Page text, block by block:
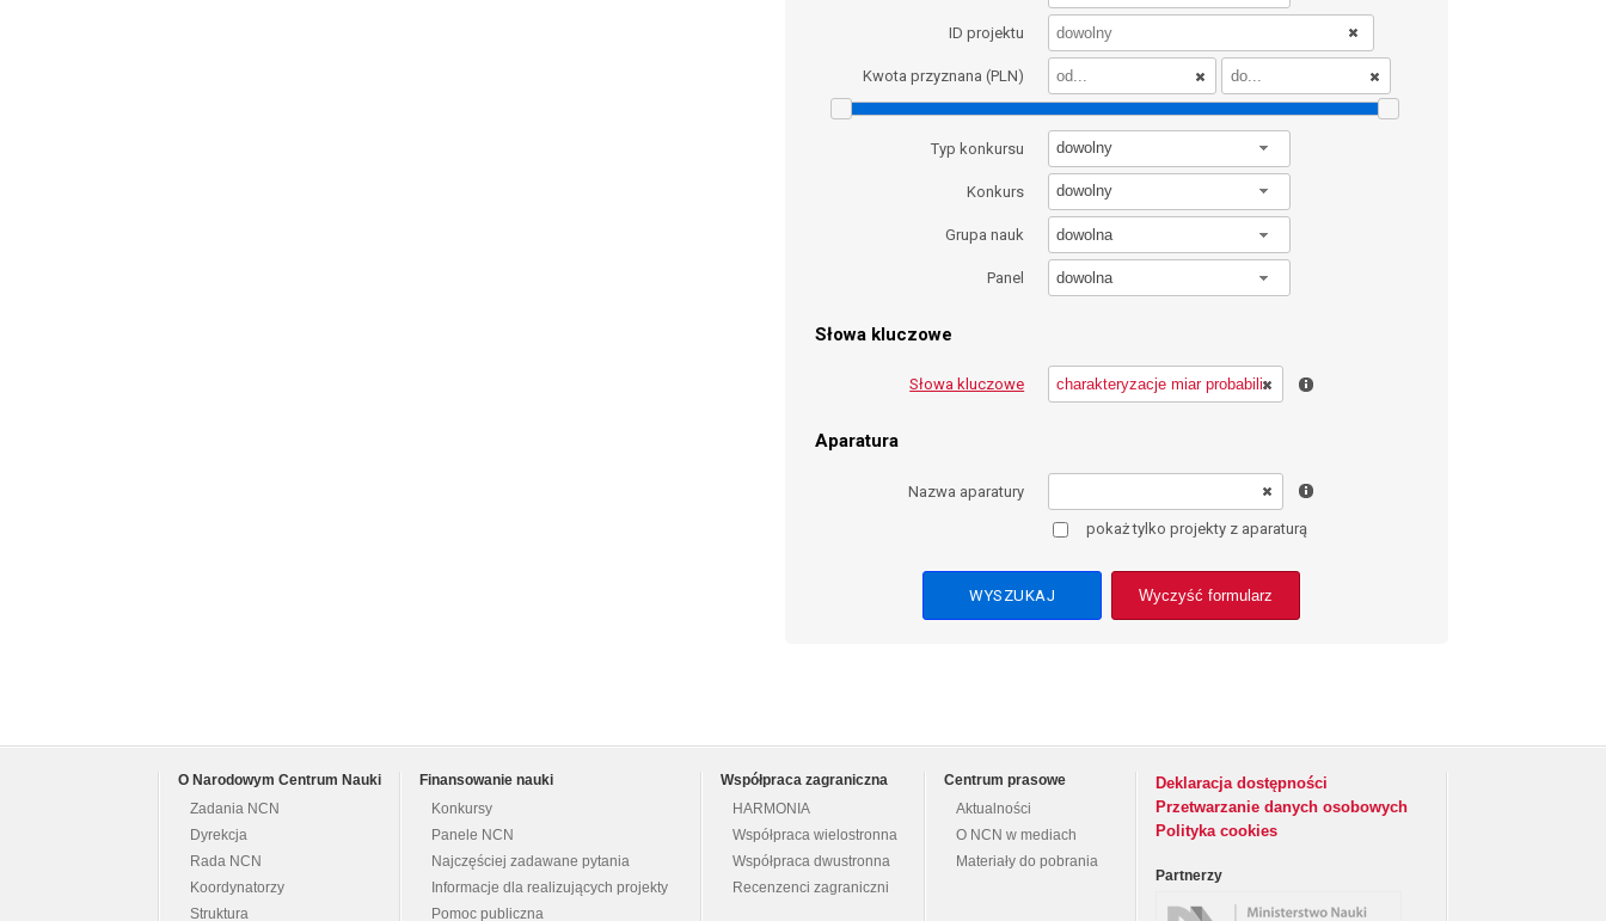
ID projektu
Kwota przyznana (PLN)
Typ konkursu dowolny
Konkurs dowolny
Grupa nauk dowolna
Panel dowolna
Słowa kluczowe
Słowa kluczowe
Aparatura
Nazwa aparatury
pokaż tylko projekty z aparaturą
Wyczyść formularz
O Narodowym Centrum Nauki
Zadania NCN
Dyrekcja
Rada NCN
Koordynatorzy
Struktura
Finansowanie nauki
Konkursy
Panele NCN
Najczęściej zadawane pytania
Informacje dla realizujących projekty
Pomoc publiczna
Współpraca zagraniczna
HARMONIA
Współpraca wielostronna
Współpraca dwustronna
Recenzenci zagraniczni
Centrum prasowe
Aktualności
O NCN w mediach
Materiały do pobrania
Deklaracja dostępności
Przetwarzanie danych osobowych
Polityka cookies
Partnerzy